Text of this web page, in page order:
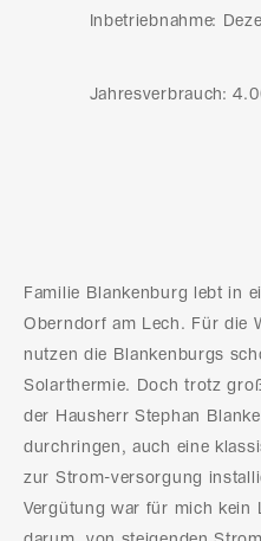
Inbetriebnahme:
Jahresverbrauch:
Familie Blankenburg lebt in
Oberndorf am Lech. Für die
nutzen die Blankenburgs
Solarthermie. Doch trotz
der Hausherr Stephan
durchringen, auch eine
zur Strom-versorgung
Vergütung war für mich kein